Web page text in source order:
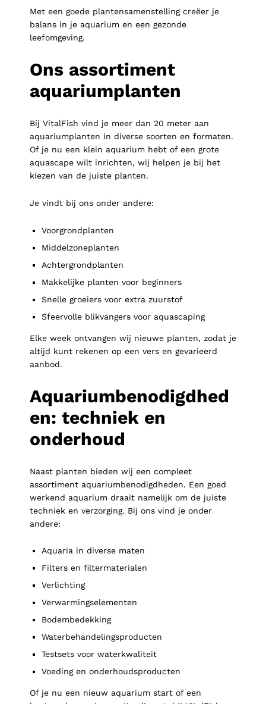
Met een goede plantensamenstelling creëer je
balans in je aquarium en een gezonde
leefomgeving.
Ons assortiment
aquariumplanten
Bij VitalFish vind je meer dan 20 meter aan
aquariumplanten in diverse soorten en formaten.
Of je nu een klein aquarium hebt of een grote
aquascape wilt inrichten, wij helpen je bij het
kiezen van de juiste planten.
Je vindt bij ons onder andere:
Voorgrondplanten
Middelzoneplanten
Achtergrondplanten
Makkelijke planten voor beginners
Snelle groeiers voor extra zuurstof
Sfeervolle blikvangers voor aquascaping
Elke week ontvangen wij nieuwe planten, zodat je
altijd kunt rekenen op een vers en gevarieerd
aanbod.
Aquariumbenodigdhed
en: techniek en
onderhoud
Naast planten bieden wij een compleet
assortiment aquariumbenodigdheden. Een goed
werkend aquarium draait namelijk om de juiste
techniek en verzorging. Bij ons vind je onder
andere:
Aquaria in diverse maten
Filters en filtermaterialen
Verlichting
Verwarmingselementen
Bodembedekking
Waterbehandelingsproducten
Testsets voor waterkwaliteit
Voeding en onderhoudsproducten
Of je nu een nieuw aquarium start of een